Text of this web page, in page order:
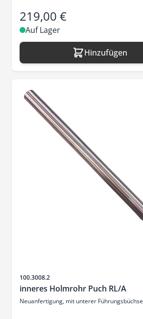
219,00 €
Auf Lager
Hinzufügen
Artikelnr.
100.3008.2
inneres Holmrohr Puch RL/A
Neuanfertigung, mit unterer Führungsbüchse